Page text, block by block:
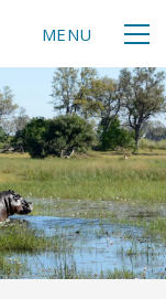
MENU